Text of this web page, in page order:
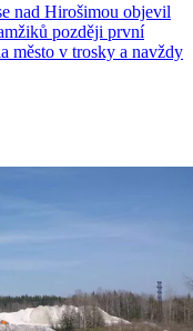
nad Hirošimou objevil
později první
město v trosky a navždy